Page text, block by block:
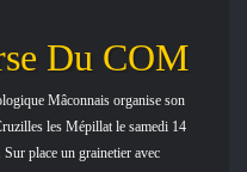
Du COM
Mâconnais organise son
les Mépillat le samedi 14
place un grainetier avec